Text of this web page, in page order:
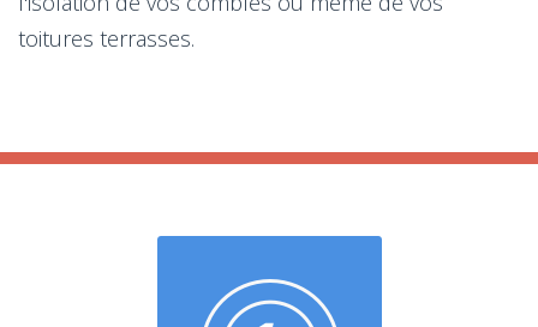
toitures terrasses.